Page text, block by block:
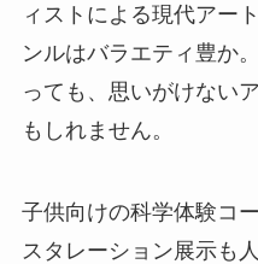
ィストによる現代アー
ンルはバラエティ豊か
っても、思いがけない
もしれません。
子供向けの科学体験コ
スタレーション展示も